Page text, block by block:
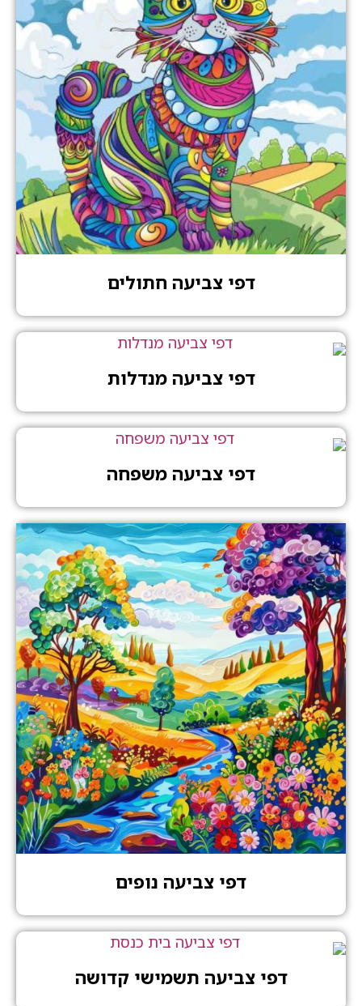
דפי צביעה חתולים
דפי צביעה מנדלות
דפי צביעה משפחה
דפי צביעה נופים
דפי צביעה תשמישי קדושה